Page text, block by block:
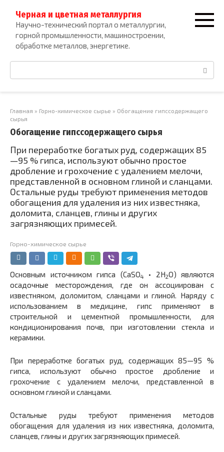
контенту
Черная и цветная металлургия
Научно-технический портал о металлургии,
горной промышленности, машиностроении,
обработке металлов, энергетике.
Поиск:
Главная » Горно-химическое сырье » Обогащение гипссодержащего
сырья
Обогащение гипссодержащего сырья
При переработке богатых руд, содержащих 85
—95 % гипса, используют обычно простое
дробление и грохочение с удалением мелочи,
представленной в основном глиной и сланцами.
Остальные руды требуют применения методов
обогащения для удаления из них известняка,
доломита, сланцев, глины и других
загрязняющих примесей.
Горно-химическое сырье
Основным источником гипса (CaSO4 • 2H2O) являются
осадочные месторождения, где он ассоциирован с
известняком, доломитом, сланцами и глиной. Наряду с
использованием в медицине, гипс применяют в
строительной и цементной промышленности, для
кондиционирования почв, при изготовлении стекла и
керамики.
При переработке богатых руд, содержащих 85—95 %
гипса, используют обычно простое дробление и
грохочение с удалением мелочи, представленной в
основном глиной и сланцами.
Остальные руды требуют применения методов
обогащения для удаления из них известняка, доломита,
сланцев, глины и других загрязняющих примесей.